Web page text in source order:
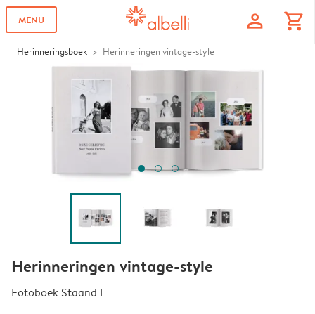
MENU profile shopping_cart
Herinneringsboek Herinneringen vintage-style
Herinneringen vintage-style
Fotoboek Staand L